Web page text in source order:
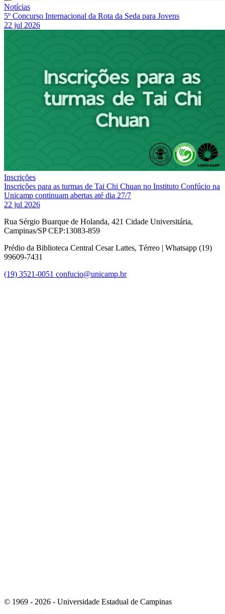
Notícias
5º Concurso Internacional da Rota da Seda para Jovens
22 jul 2026
Inscrições
Inscrições para as turmas de Tai Chi Chuan no Instituto Confúcio na
Unicamp continuam abertas até dia 27/7
22 jul 2026
Rua Sérgio Buarque de Holanda, 421 Cidade Universitária,
Campinas/SP CEP:13083-859
Prédio da Biblioteca Central Cesar Lattes, Térreo | Whatsapp (19)
99609-7431
(19) 3521-0051 confucio@unicamp.br
© 1969 - 2026 - Universidade Estadual de Campinas